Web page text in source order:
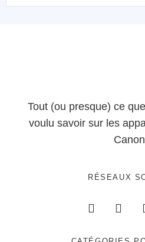
Tout (ou presque) ce
voulu savoir sur les
RÉSEAUX